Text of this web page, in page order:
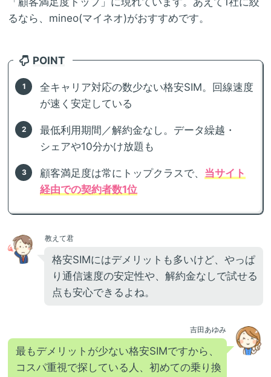
るなら、mineo(マイネオ)がおすすめです。
POINT
全キャリア対応の数少ない格安SIM。回線速度
が速く安定している
最低利用期間／解約金なし。データ繰越・
シェアや10分かけ放題も
顧客満足度は常にトップクラスで、 当サイト
経由での契約者数1位
教えて君
格安SIMにはデメリットも多いけど、やっぱ
り通信速度の安定性や、解約金なしで試せる
点も安心できるよね。
吉田あゆみ
最もデメリットが少ない格安SIMですから、
コスパ重視で探している人、初めての乗り換